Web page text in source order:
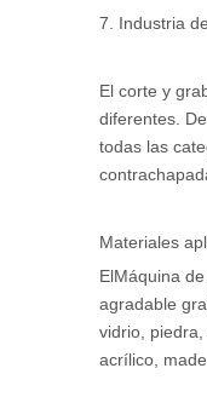
7. Industria
El corte y
diferentes.
todas las
Materiales
ElMáquina
agradable
vidrio,
acrílico,